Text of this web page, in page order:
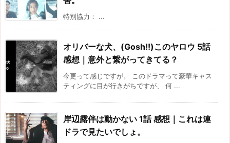
特別協力： ...
オリバーな犬、(Gosh!!)このヤロウ 5話
感想｜意外と繋がってきてる？
今更って感じですが。 このドラマって豪華キャス
ティングに目が行きがちですが、 何 ...
岸辺露伴は動かない 1話 感想｜これは連
ドラで見たいでしょ。